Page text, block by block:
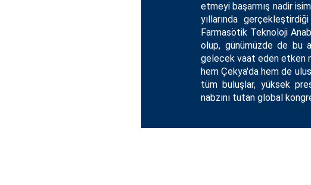
etmeyi başarmış nadir
yıllarında
Farmasötik Teknoloji
olup, günümüzde de bu
gelecek vaat eden etken
hem Çekya'da hem de
tüm buluşlar, yüksek
nabzını tutan global